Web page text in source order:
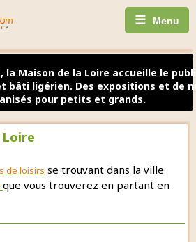
☰ Menu
la Maison de la Loire accueille le
bâti ligérien. Des expositions et de
pour petits et grands.
de loisirs se trouvant dans la ville
que vous trouverez en partant en